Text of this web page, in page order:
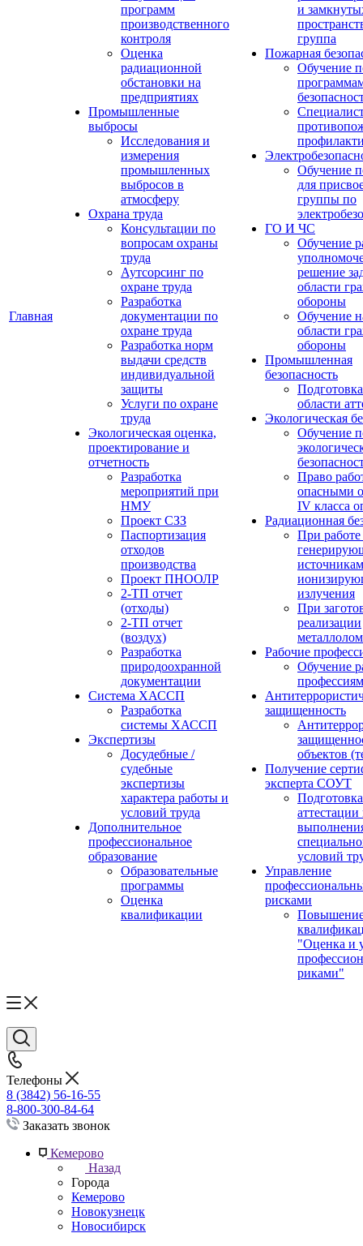
Главная
программ
производственного
контроля
Оценка
радиационной
обстановки на
предприятиях
Промышленные
выбросы
Исследования и
измерения
промышленных
выбросов в
атмосферу
Охрана труда
Консультации по
вопросам охраны
труда
Аутсорсинг по
охране труда
Разработка
документации по
охране труда
Разработка норм
выдачи средств
индивидуальной
защиты
Услуги по охране
труда
Экологическая оценка,
проектирование и
отчетность
Разработка
мероприятий при
НМУ
Проект СЗЗ
Паспортизация
отходов
производства
Проект ПНООЛР
2-ТП отчет
(отходы)
2-ТП отчет
(воздух)
Разработка
природоохранной
документации
Система ХАССП
Разработка
системы ХАССП
Экспертизы
Досудебные /
судебные
экспертизы
характера работы и
условий труда
Дополнительное
профессиональное
образование
Образовательные
программы
Оценка
квалификации
и
группа
Пожарная
Обучение
Обучение
для
группы по
ГО И ЧС
Обучение
решение
области
обороны
Обучение
области
обороны
Промышленная
безопасность
области
Экологическая
Обучение
Право
опасными
IV класса
Радиационная
При работе
излучения
При
реализации
Рабочие
Обучение
профессиям
защищенность
объектов
Получение
эксперта СОУТ
условий
Управление
рисками
"Оценка и
риками"
Телефоны
8 (3842) 56-16-55
8-800-300-84-64
Заказать звонок
Кемерово
Назад
Города
Кемерово
Новокузнецк
Новосибирск